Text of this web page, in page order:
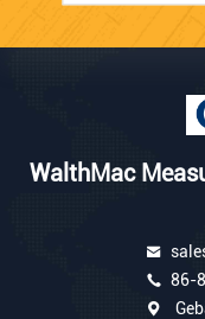
WalthMac
86-